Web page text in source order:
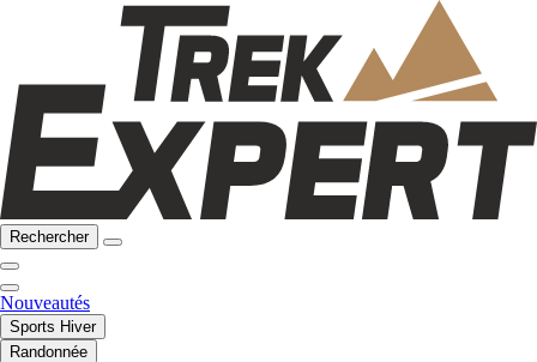
Rechercher
Nouveautés
Sports Hiver
Randonnée